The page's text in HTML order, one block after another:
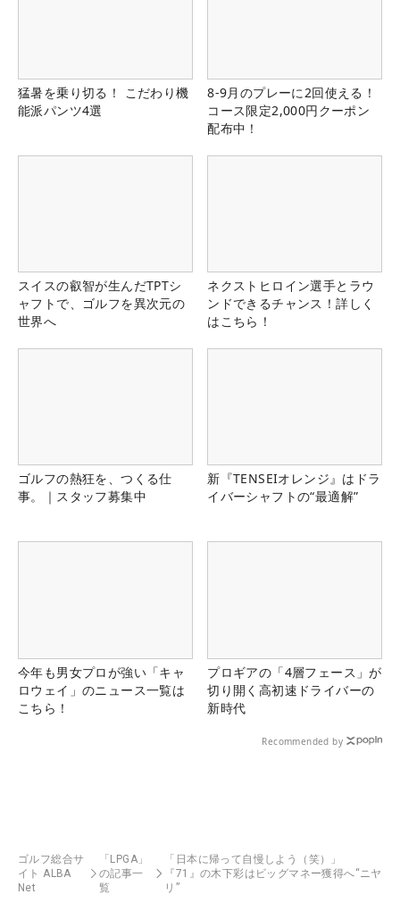
猛暑を乗り切る！ こだわり機
能派パンツ4選
8-9月のプレーに2回使える！
コース限定2,000円クーポン
配布中！
スイスの叡智が生んだTPTシ
ャフトで、ゴルフを異次元の
世界へ
ネクストヒロイン選手とラウ
ンドできるチャンス！詳しく
はこちら！
ゴルフの熱狂を、つくる仕
事。｜スタッフ募集中
新『TENSEIオレンジ』はドラ
イバーシャフトの“最適解”
今年も男女プロが強い「キャ
ロウェイ」のニュース一覧は
こちら！
プロギアの「4層フェース」が
切り開く高初速ドライバーの
新時代
Recommended by
ゴルフ総合サ
イト ALBA
Net
「LPGA」
の記事一
覧
「日本に帰って自慢しよう（笑）」
『71』の木下彩はビッグマネー獲得へ“ニヤ
リ”